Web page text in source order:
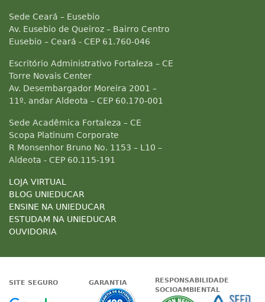
Sede Ceará – Eusebio
Av. Eusebio de Queiroz – Bairro Centro
Eusebio – Ceará - CEP 61.760-046
Escritório Administrativo Fortaleza – CE
Torre Novais Center
Av. Desembargador Moreira 2001 –
11º. andar Aldeota – CEP 60.170-001
Sede Acadêmica Fortaleza – CE
Scopa Platinum Corporate
R Monsenhor Bruno No. 1153 – L10 –
Aldeota - CEP 60.115-191
LOJA VIRTUAL
BLOG UNIEDUCAR
ENSINE NA UNIEDUCAR
ESTUDAM NA UNIEDUCAR
OUVIDORIA
SITE SEGURO
Google - Status do site no
GARANTIA
Garantia de
RESPONSABILIDADE
SOCIOAMBIENTAL